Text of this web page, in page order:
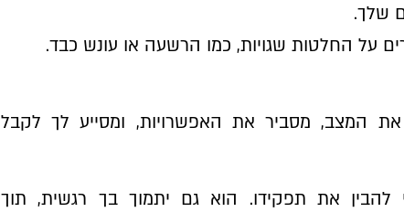
שלך.
על החלטות שגויות, כמו הרשעה או עונש כבד.
המצב, מסביר את האפשרויות, ומסייע לך לקבל
את תפקידו. הוא גם יתמוך בך רגשית, תוך